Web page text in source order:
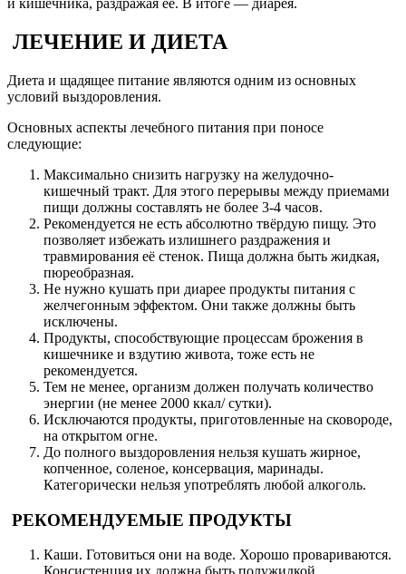
и кишечника, раздражая её. В итоге — диарея.
ЛЕЧЕНИЕ И ДИЕТА
Диета и щадящее питание являются одним из основных
условий выздоровления.
Основных аспекты лечебного питания при поносе
следующие:
Максимально снизить нагрузку на желудочно-
кишечный тракт. Для этого перерывы между приемами
пищи должны составлять не более 3-4 часов.
Рекомендуется не есть абсолютно твёрдую пищу. Это
позволяет избежать излишнего раздражения и
травмирования её стенок. Пища должна быть жидкая,
пюреобразная.
Не нужно кушать при диарее продукты питания с
желчегонным эффектом. Они также должны быть
исключены.
Продукты, способствующие процессам брожения в
кишечнике и вздутию живота, тоже есть не
рекомендуется.
Тем не менее, организм должен получать количество
энергии (не менее 2000 ккал/ сутки).
Исключаются продукты, приготовленные на сковороде,
на открытом огне.
До полного выздоровления нельзя кушать жирное,
копченное, соленое, консервация, маринады.
Категорически нельзя употреблять любой алкоголь.
РЕКОМЕНДУЕМЫЕ ПРОДУКТЫ
Каши. Готовиться они на воде. Хорошо провариваются.